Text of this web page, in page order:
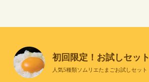
初回限定！お試しセット
人気5種類ソムリエたまごお試しセット